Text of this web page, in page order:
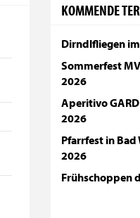
KOMMENDE
Dirndlfliegen
Sommerfest
2026
Aperitivo
2026
Pfarrfest in
2026
Frühschoppen